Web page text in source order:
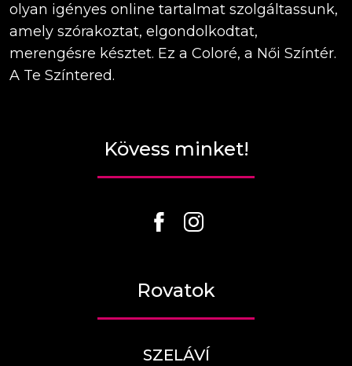
olyan igényes online tartalmat szolgáltassunk,
amely szórakoztat, elgondolkodtat,
merengésre késztet. Ez a Coloré, a Női Színtér.
A Te Színtered.
Kövess minket!
Rovatok
SZELÁVÍ